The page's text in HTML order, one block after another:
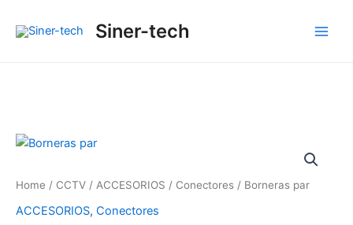
Siner-tech
Home / CCTV / ACCESORIOS / Conectores / Borneras par
ACCESORIOS, Conectores